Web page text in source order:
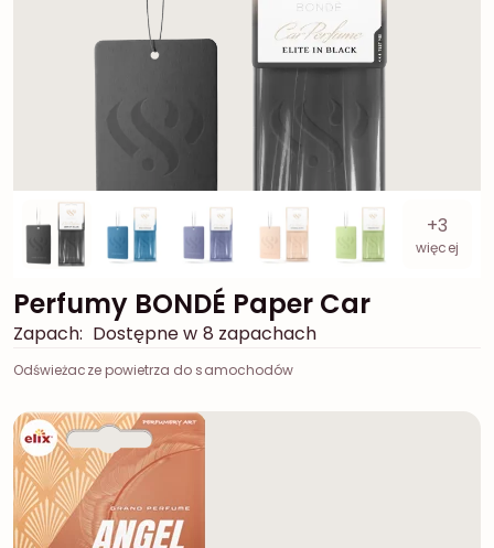
+3
więcej
Perfumy BONDÉ Paper Car
Zapach: Dostępne w 8 zapachach
Odświeżacze powietrza do samochodów